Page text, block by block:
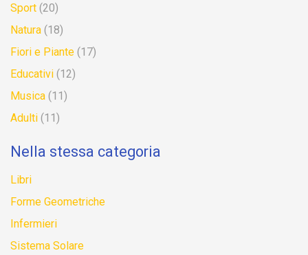
Sport (20)
Natura (18)
Fiori e Piante (17)
Educativi (12)
Musica (11)
Adulti (11)
Nella stessa categoria
Libri
Forme Geometriche
Infermieri
Sistema Solare